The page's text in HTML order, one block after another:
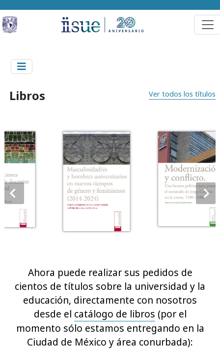
Libros Ver todos los títulos
Ahora puede realizar sus pedidos de
cientos de títulos sobre la universidad y la
educación, directamente con nosotros
desde el catálogo de libros (por el
momento sólo estamos entregando en la
Ciudad de México y área conurbada):